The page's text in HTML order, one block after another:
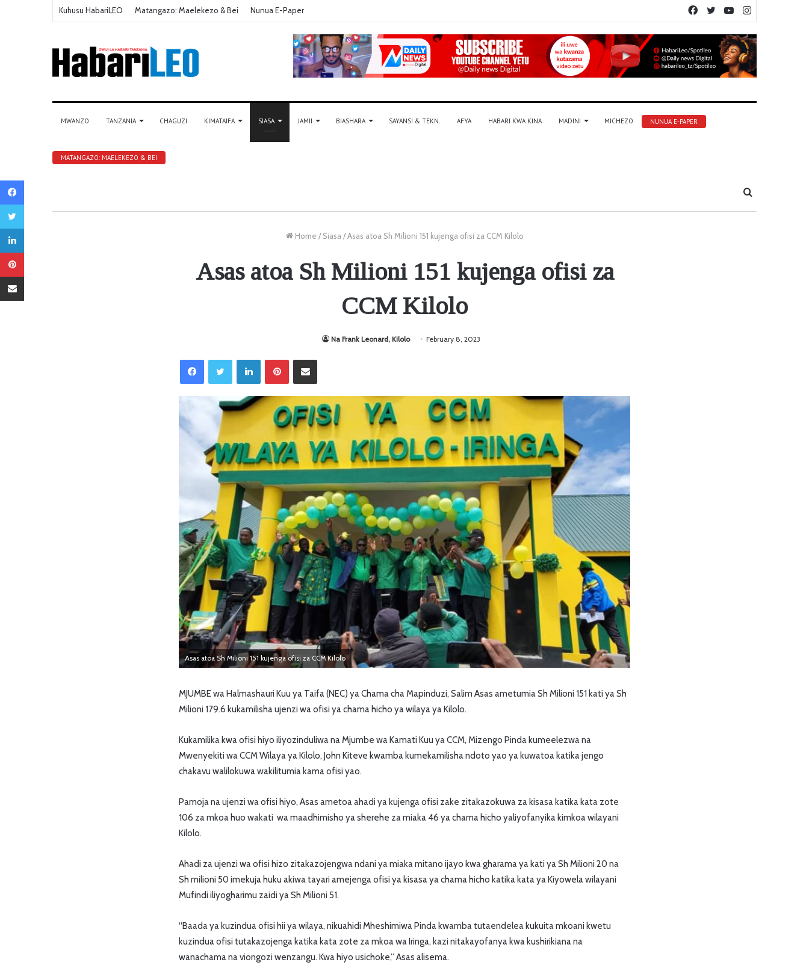
Kuhusu HabariLEO Matangazo: Maelekezo & Bei Nunua E-Paper YouTube
Twitter
Facebook
MWANZO TANZANIA CHAGUZI KIMATAIFA SIASA JAMII BIASHARA SAYANSI & TEKN. AFYA HABARI KWA KINA MADINI MICHEZO NUNUA E-PAPER
MATANGAZO: MAELEKEZO & BEI
Tafuta
Home / Siasa / Asas atoa Sh Milioni 151 kujenga ofisi za CCM Kilolo
Asas atoa Sh Milioni 151 kujenga ofisi za
CCM Kilolo
Na Frank Leonard, Kilolo February 8, 2023
LinkedIn
Asas atoa Sh Milioni 151 kujenga ofisi za CCM Kilolo
MJUMBE wa Halmashauri Kuu ya Taifa (NEC) ya Chama cha Mapinduzi, Salim Asas ametumia Sh Milioni 151 kati ya Sh
Milioni 179.6 kukamilisha ujenzi wa ofisi ya chama hicho ya wilaya ya Kilolo.
Kukamilika kwa ofisi hiyo iliyozinduliwa na Mjumbe wa Kamati Kuu ya CCM, Mizengo Pinda kumeelezwa na
Mwenyekiti wa CCM Wilaya ya Kilolo, John Kiteve kwamba kumekamilisha ndoto yao ya kuwatoa katika jengo
chakavu walilokuwa wakilitumia kama ofisi yao.
Pamoja na ujenzi wa ofisi hiyo, Asas ametoa ahadi ya kujenga ofisi zake zitakazokuwa za kisasa katika kata zote
106 za mkoa huo wakati wa maadhimisho ya sherehe za miaka 46 ya chama hicho yaliyofanyika kimkoa wilayani
Kilolo.
Ahadi za ujenzi wa ofisi hizo zitakazojengwa ndani ya miaka mitano ijayo kwa gharama ya kati ya Sh Milioni 20 na
Sh milioni 50 imekuja huku akiwa tayari amejenga ofisi ya kisasa ya chama hicho katika kata ya Kiyowela wilayani
Mufindi iliyogharimu zaidi ya Sh Milioni 51.
“Baada ya kuzindua ofisi hii ya wilaya, nikuahidi Mheshimiwa Pinda kwamba tutaendelea kukuita mkoani kwetu
kuzindua ofisi tutakazojenga katika kata zote za mkoa wa Iringa, kazi nitakayofanya kwa kushirikiana na
wanachama na viongozi wenzangu. Kwa hiyo usichoke,” Asas alisema.